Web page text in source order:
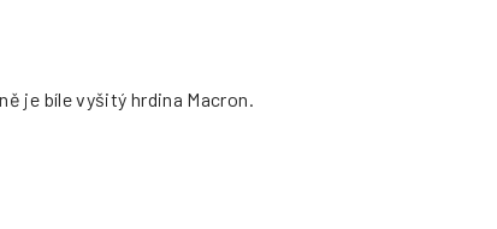
je bíle vyšitý hrdina Macron.